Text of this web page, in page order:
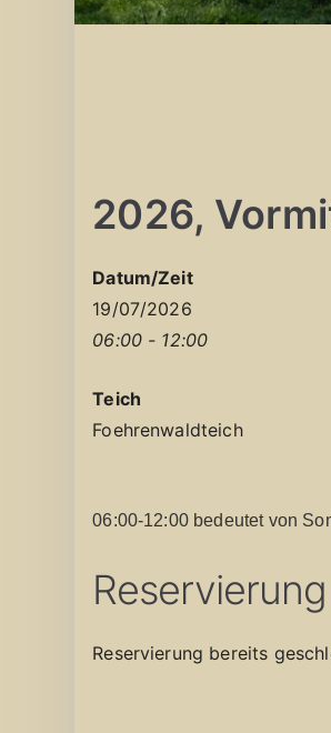
2026,
Datum/Zeit
19/07/2026
06:00 - 12:00
Teich
Foehrenwaldteich
06:00-12:00 bedeutet von
Reservierung
Reservierung bereits